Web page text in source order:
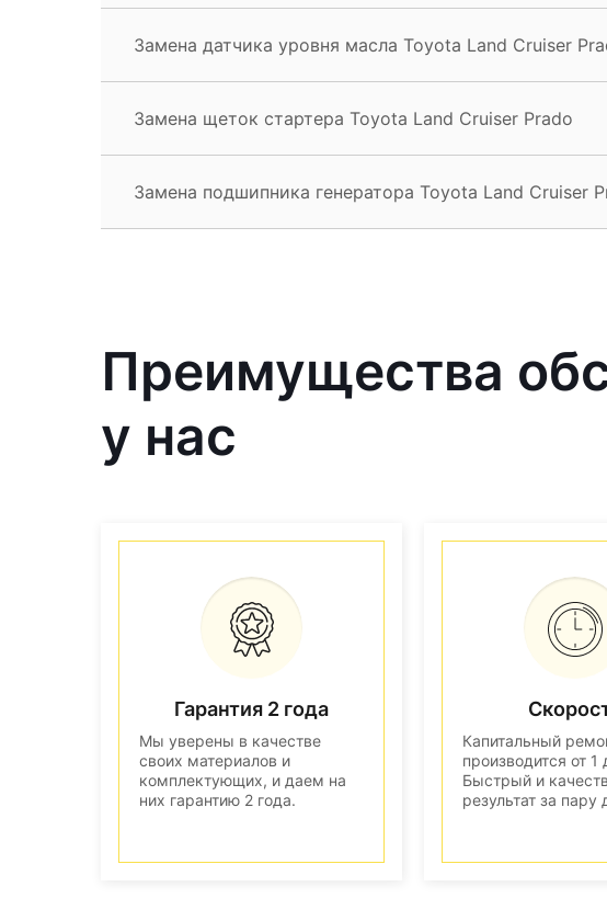
Замена датчика уровня масла Toyota Land Cruiser
Замена щеток стартера Toyota Land Cruiser Prado
Замена подшипника генератора Toyota Land Cruiser
Преимущества
у нас
Гарантия 2 года
Мы уверены в качестве
своих материалов и
комплектующих, и даем на
них гарантию 2 года.
Капитальный
производится от 1
Быстрый и
результат за пару